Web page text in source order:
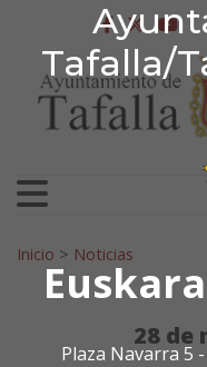
Tafalla/
Euskara
Plaza Navarra 5
Ir al contenido
Search for:
Inicio > Noticias
28 de